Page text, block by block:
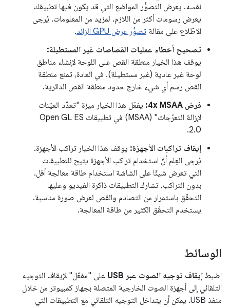
نفسه. يعرض التصوُّر المواضع التي قد يكون فيها تطبيقك
يعرض رسومات أكثر من اللازم. لمزيد من المعلومات، يُرجى
الاطّلاع على مقالة تصوُّر عرض GPU الزائد
.
تصحيح أخطاء عمليات القصاصات غير المستطيلة:
يوقف هذا الخيار منطقة القص على اللوحة لإنشاء مناطق
لوحة غير عادية (غير مستطيلة). في العادة، تمنع منطقة
القص رسم أي شيء خارج حدود منطقة القص الدائرية.
فرض 4x MSAA:
يفعّل هذا الخيار ميزة "تعدّد العيّنات
لإزالة التعرّجات" (MSAA) في تطبيقات Open GL ES
2.0.
إيقاف تراكبات الأجهزة: يوقف هذا الخيار تراكب الأجهزة.
يُرجى العِلم أنّ استخدام تراكب الأجهزة يتيح للتطبيقات
التي تعرض شيئًا على الشاشة استخدام طاقة معالجة أقل.
بدون التراكب، تشارك التطبيقات ذاكرة الفيديو وعليها
التحقّق باستمرار من التصادم والقص لعرض صورة مناسبة.
يستخدم التحقّق الكثير من طاقة المعالجة.
الوسائط
اضبط إيقاف توجيه الصوت عبر USB
على "مفعّل" لإيقاف التوجيه
التلقائي إلى أجهزة الصوت الخارجية المتصلة بجهاز كمبيوتر من خلال
منفذ USB. يمكن أن يتداخل التوجيه التلقائي مع التطبيقات التي